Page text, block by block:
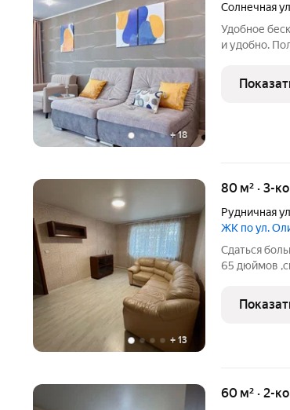
+18
Солнечная
Удобное
и удобно.
документы.
х человек.
+ 13
80 м² · 3-
Рудничная
ЖК по ул.
Сдаться
65 дюймов
60 м² · 2-